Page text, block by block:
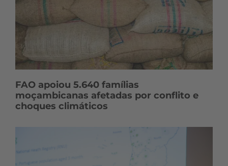
FAO apoiou 5.640 famílias
moçambicanas afetadas por conflito e
choques climáticos